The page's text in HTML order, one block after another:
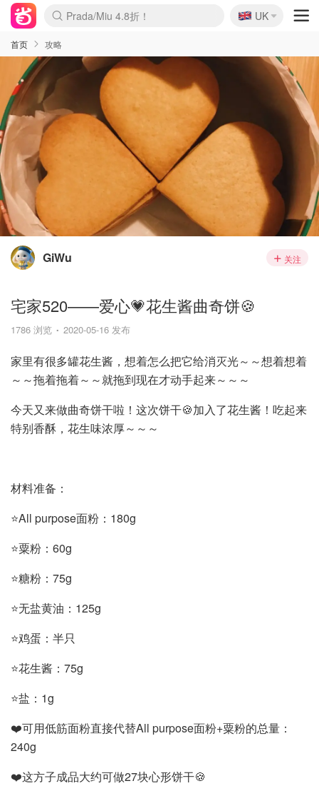
Prada/Miu 4.8折！
🇬🇧
UK
首页 攻略
GiWu 关注
宅家520——爱心💗花生酱曲奇饼🍪
1786 浏览 2020-05-16 发布
家里有很多罐花生酱，想着怎么把它给消灭光～～想着想着
～～拖着拖着～～就拖到现在才动手起来～～～
今天又来做曲奇饼干啦！这次饼干🍪加入了花生酱！吃起来
特别香酥，花生味浓厚～～～
材料准备：
⭐️All purpose面粉：180g
⭐️粟粉：60g
⭐️糖粉：75g
⭐️无盐黄油：125g
⭐️鸡蛋：半只
⭐️花生酱：75g
⭐️盐：1g
❤️可用低筋面粉直接代替All purpose面粉+粟粉的总量：
240g
❤️这方子成品大约可做27块心形饼干🍪